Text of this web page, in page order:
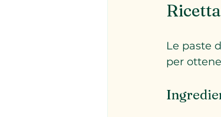
Le paste
per